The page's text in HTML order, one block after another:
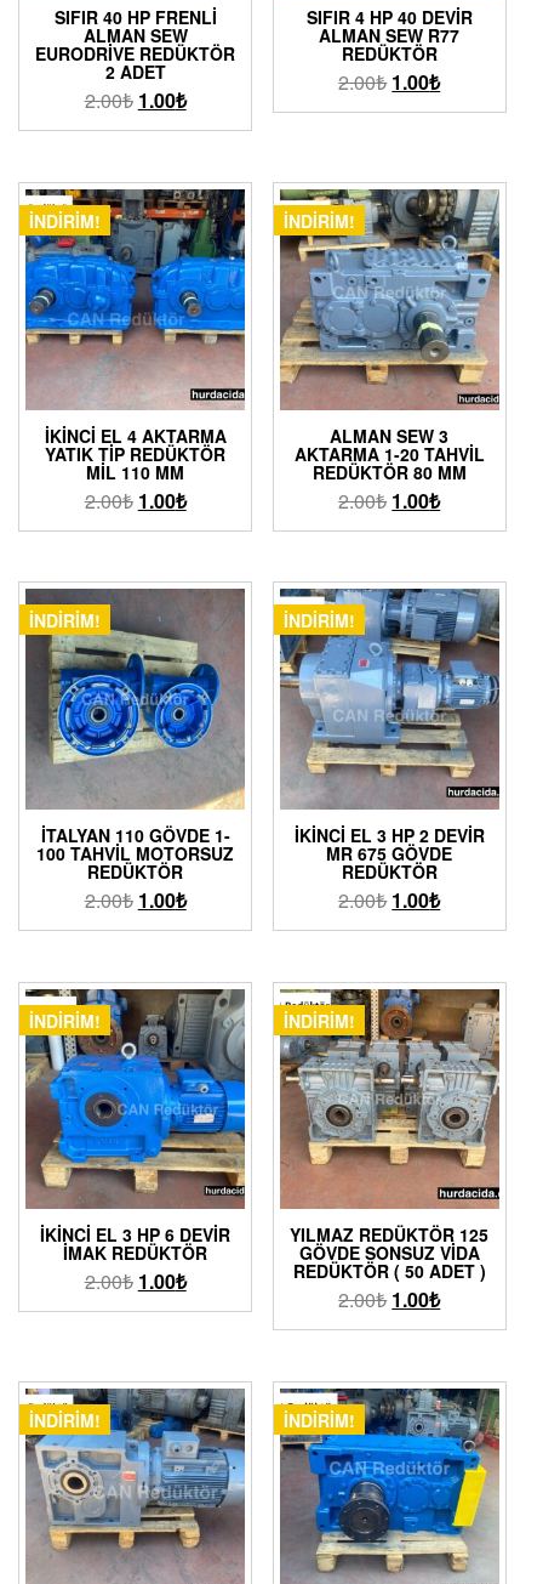
SIFIR 40 HP FRENLI
ALMAN SEW
EURODRIVE REDÜKTÖR
2 ADET
2.00₺ 1.00₺
SIFIR 4 HP 40 DEVIR
ALMAN SEW R77
REDÜKTÖR
2.00₺ 1.00₺
İNDIRIM!
İKINCI EL 4 AKTARMA
YATIK TIP REDÜKTÖR
MIL 110 MM
2.00₺ 1.00₺
İNDIRIM!
ALMAN SEW 3
AKTARMA 1-20 TAHVIL
REDÜKTÖR 80 MM
2.00₺ 1.00₺
İNDIRIM!
İTALYAN 110 GÖVDE 1-
100 TAHVIL MOTORSUZ
REDÜKTÖR
2.00₺ 1.00₺
İNDIRIM!
İKINCI EL 3 HP 2 DEVIR
MR 675 GÖVDE
REDÜKTÖR
2.00₺ 1.00₺
İNDIRIM!
İKINCI EL 3 HP 6 DEVIR
İMAK REDÜKTÖR
2.00₺ 1.00₺
İNDIRIM!
YILMAZ REDÜKTÖR 125
GÖVDE SONSUZ VIDA
REDÜKTÖR ( 50 ADET )
2.00₺ 1.00₺
İNDIRIM! İNDIRIM!